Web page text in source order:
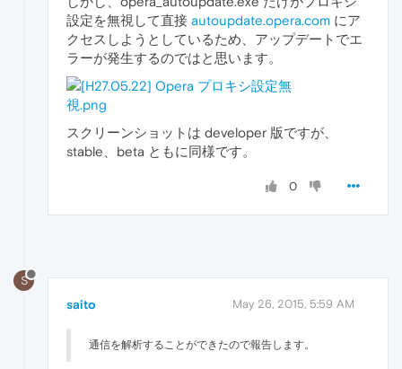
設定を無視して直接 autoupdate.opera.com にア
クセスしようとしているため、アップデートでエ
ラーが発生するのではと思います。
スクリーンショットは developer 版ですが、
stable、beta ともに同様です。
0
S
saito May 26, 2015, 5:59 AM
通信を解析することができたので報告します。